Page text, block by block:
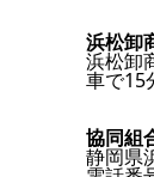
浜松卸
浜松卸
車で15
協同組
静岡県